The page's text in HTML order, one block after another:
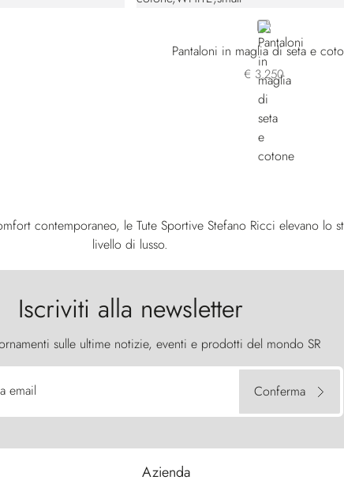
WHITE
Pantaloni in maglia di seta e
€ 3.250
contemporaneo, le Tute Sportive Stefano Ricci elevano lo
livello di lusso.
Iscriviti alla newsletter
sulle ultime notizie, eventi e prodotti del mondo SR
email Conferma
Azienda